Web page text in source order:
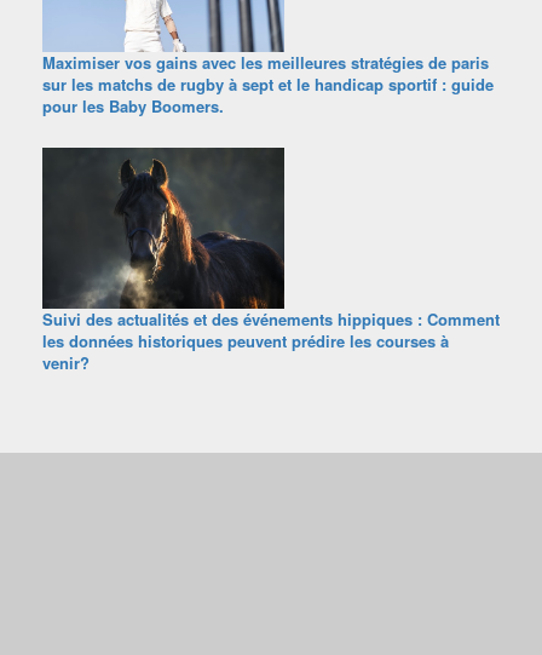
Maximiser vos gains avec les meilleures stratégies de paris
sur les matchs de rugby à sept et le handicap sportif : guide
pour les Baby Boomers.
Suivi des actualités et des événements hippiques : Comment
les données historiques peuvent prédire les courses à
venir?